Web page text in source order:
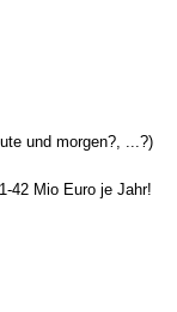
und morgen?, ...?)
42 Mio Euro je Jahr!